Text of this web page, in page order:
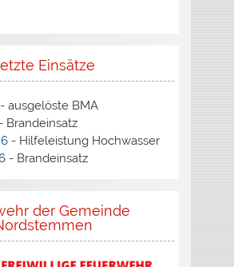
Einsätze
ausgelöste BMA
Brandeinsatz
- Hilfeleistung Hochwasser
- Brandeinsatz
der Gemeinde